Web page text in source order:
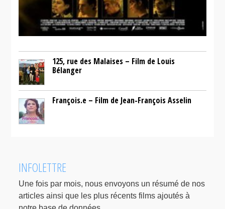
125, rue des Malaises – Film de Louis
Bélanger
François.e – Film de Jean-François Asselin
INFOLETTRE
Une fois par mois, nous envoyons un résumé de nos
articles ainsi que les plus récents films ajoutés à